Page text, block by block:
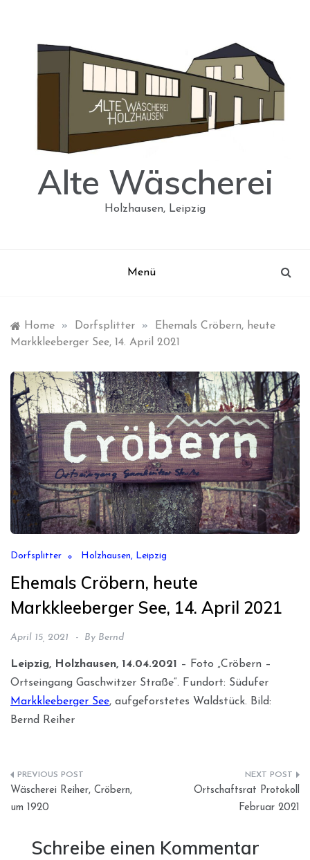
Alte Wäscherei
Holzhausen, Leipzig
Menü
Home » Dorfsplitter »
Ehemals Cröbern, heute
Markkleeberger See, 14. April 2021
Dorfsplitter Holzhausen, Leipzig
Ehemals Cröbern, heute
Markkleeberger See, 14. April 2021
April 15, 2021 By Bernd
Leipzig, Holzhausen, 14.04.2021
– Foto „Cröbern –
Ortseingang Gaschwitzer Straße“. Fundort: Südufer
Markkleeberger See, aufgeforstetes Waldstück. Bild:
Bernd Reiher
Beitragsnavigation
Wäscherei Reiher, Cröbern,
um 1920
Ortschaftsrat Protokoll
Februar 2021
Schreibe einen Kommentar